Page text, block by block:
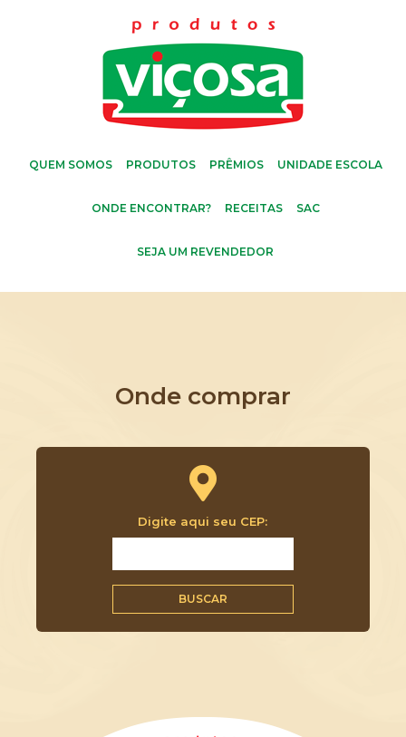
QUEM SOMOS PRODUTOS PRÊMIOS UNIDADE ESCOLA
ONDE ENCONTRAR? RECEITAS SAC
SEJA UM REVENDEDOR
Onde comprar
Digite aqui seu CEP:
BUSCAR